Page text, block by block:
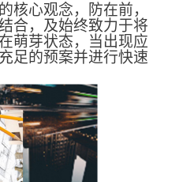
核心观念，防在前，
合，及始终致力于将
萌芽状态，当出现应
足的预案并进行快速